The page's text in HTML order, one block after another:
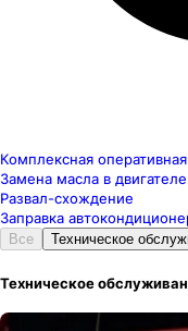
Комплексная
Замена масла в двигателе
Развал-схождение
Заправка
Все Техническое
Техническое